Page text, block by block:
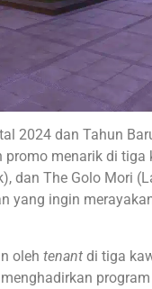
2024 dan Tahun
promo menarik di
dan The Golo Mori
yang ingin
oleh tenant di tiga